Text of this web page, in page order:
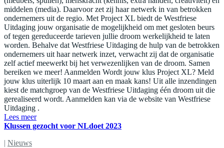
middelen (media). Daarvoor zet zij haar netwerk in van betrokken
ondernemers uit de regio. Met Project XL biedt de Westfriese
Uitdaging jouw organisatie de mogelijkheid om met gesloten beurs
of tegen gereduceerde tarieven jullie droom werkelijkheid te laten
worden. Behalve dat Westfriese Uitdaging de hulp van de betrokken
ondernemers uit haar netwerk inzet, verwacht zij dat de organisatie
zelf actief meewerkt bij het verwezenlijken van de droom. Samen
bereiken we meer! Aanmelden Wordt jouw klus Project XL? Meld
jouw klus uiterlijk 10 maart aan en maak kans! Uit alle inzendingen
kiest de matchgroep van de Westfriese Uitdaging één droom uit die
gerealiseerd wordt. Aanmelden kan via de website van Westfriese
Uitdaging .
Lees meer
Klussen gezocht voor NLdoet 2023
| Nieuws